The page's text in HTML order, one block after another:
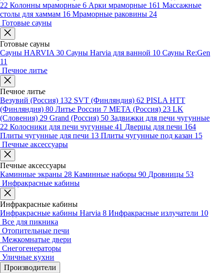
22 Колонны мраморные 6 Арки мраморные 161 Массажные
столы для хаммам 16 Мраморные раковины 24
Готовые сауны
Готовые сауны
Сауны HARVIA 30 Сауны Harvia для ванной 10 Сауны Re:Gen
11
Печное литье
Печное литье
Везувий (Россия) 132 SVT (Финляндия) 62 PISLA HTT
(Финляндия) 80 Литье России 7 МЕТА (Россия) 23 LK
(Словения) 29 Grand (Россия) 50 Задвижки для печи чугунные
22 Колосники для печи чугунные 41 Дверцы для печи 164
Плиты чугунные для печи 13 Плиты чугунные под казан 15
Печные аксессуары
Печные аксессуары
Каминные экраны 28 Каминные наборы 90 Дровницы 53
Инфракрасные кабины
Инфракрасные кабины
Инфракрасные кабины Harvia 8 Инфракрасные излучатели 10
Все для пикника
Отопительные печи
Межкомнатые двери
Снегогенераторы
Уличные кухни
Производители